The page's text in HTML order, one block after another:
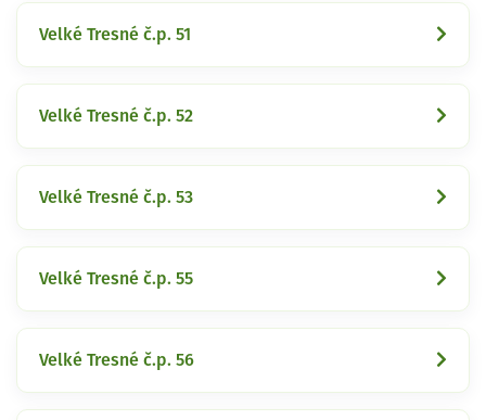
Velké Tresné č.p. 51
Velké Tresné č.p. 52
Velké Tresné č.p. 53
Velké Tresné č.p. 55
Velké Tresné č.p. 56